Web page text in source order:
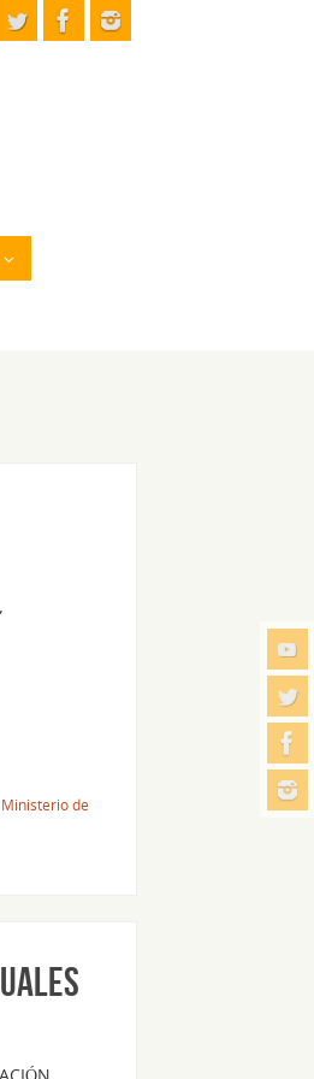
Ministerio de